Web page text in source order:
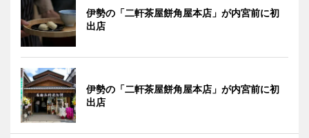
伊勢の「二軒茶屋餅角屋本店」が内宮前に初
出店
伊勢の「二軒茶屋餅角屋本店」が内宮前に初
出店